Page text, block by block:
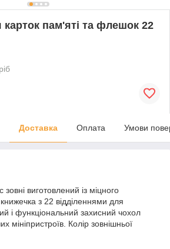
пам'яті та флешок 22
Доставка Оплата Умови
виготовлений із міцного
з 22 відділеннями для
і функціональний захисний чохол
мініпристроїв. Колір зовнішньої